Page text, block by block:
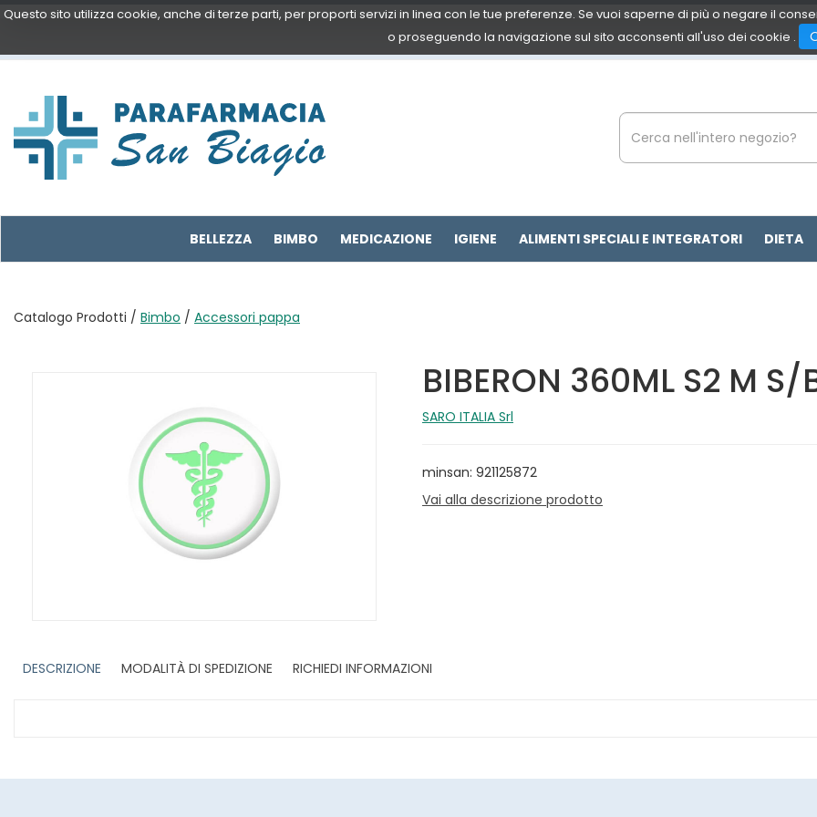
Passa
principale
Questo sito utilizza cookie, anche di terze parti, per proporti servizi in linea con le tue preferenze. Se vuoi saperne di più o negare il
o proseguendo la navigazione sul sito acconsenti all'uso dei cookie .
San
Biagio
Cerca
Prodotto
BELLEZZA BIMBO MEDICAZIONE IGIENE ALIMENTI SPECIALI E INTEGRATORI DIETA
Catalogo Prodotti / Bimbo / Accessori pappa
BIBERON 360ML S2 M S/
SARO ITALIA Srl
minsan: 921125872
Vai alla descrizione prodotto
DESCRIZIONE
MODALITÀ DI SPEDIZIONE RICHIEDI INFORMAZIONI